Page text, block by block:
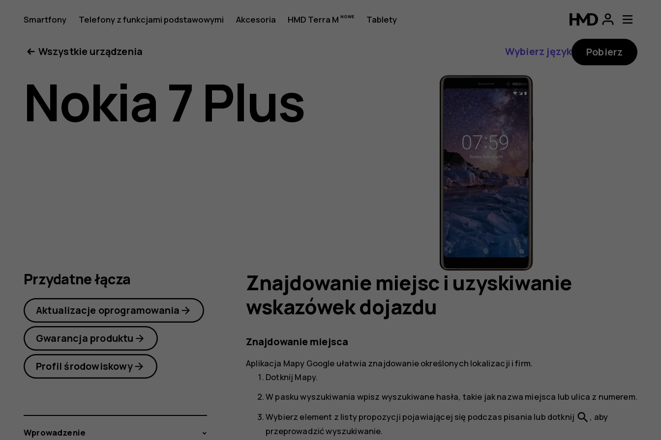
Instrukcja
obsługi
telefonu
Plus
Smartfony Telefony z funkcjami podstawowymi Akcesoria HMD Terra M Tablety
Wszystkie urządzenia
Wybierz język Pobierz
Nokia 7 Plus
Znajdowanie miejsc i uzyskiwanie
wskazówek dojazdu
Znajdowanie miejsca
Aplikacja Mapy Google ułatwia znajdowanie określonych lokalizacji i firm.
Dotknij Mapy.
W pasku wyszukiwania wpisz wyszukiwane hasła, takie jak nazwa miejsca lub ulica z numerem.
Wybierz element z listy propozycji pojawiającej się podczas pisania lub dotknij search , aby
przeprowadzić wyszukiwanie.
Przydatne łącza
Aktualizacje oprogramowania
Gwarancja produktu
Profil środowiskowy
Wprowadzenie